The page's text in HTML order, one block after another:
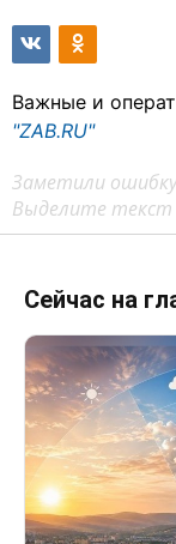
Важные и
"ZAB.RU"
Заметили
Выделите текст
Сейчас на